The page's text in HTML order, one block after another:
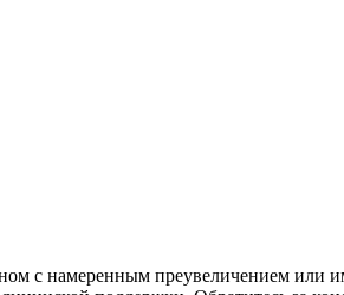
с намеренным преувеличением или